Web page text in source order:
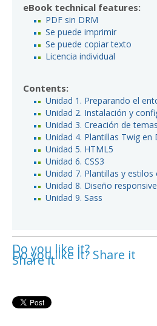
eBook technical features:
PDF sin DRM
Se puede imprimir
Se puede copiar texto
Licencia individual
Contents:
Unidad 1. Preparando el
Unidad 2. Instalación y
Unidad 3. Creación de temas
Unidad 4. Plantillas Twig en
Unidad 5. HTML5
Unidad 6. CSS3
Unidad 7. Plantillas y estilos
Unidad 8. Diseño responsive
Unidad 9. Sass
Do you like it?
Share it
Do you like it? Share it